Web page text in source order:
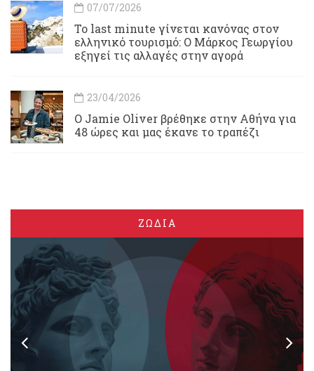
07/07/2026
Το last minute γίνεται κανόνας στον
ελληνικό τουρισμό: Ο Μάρκος Γεωργίου
εξηγεί τις αλλαγές στην αγορά
23/04/2026
Ο Jamie Oliver βρέθηκε στην Αθήνα για
48 ώρες και μας έκανε το τραπέζι
ΖΩΔΙΑ